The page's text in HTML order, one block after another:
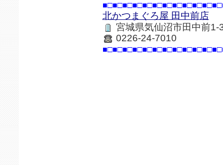
北かつまぐろ屋 田中前店
宮城県気仙沼市田中前1-
0226-24-7010